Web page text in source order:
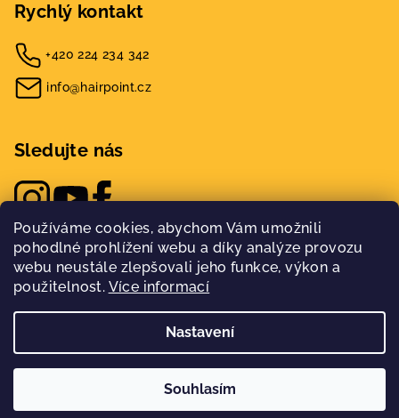
Používáme cookies, abychom Vám umožnili
pohodlné prohlížení webu a díky analýze provozu
webu neustále zlepšovali jeho funkce, výkon a
použitelnost. Více informací
Nastavení
Souhlasím
Rychlý kontakt
+420 224 234 342
info@hairpoint.cz
Sledujte nás
Hairpoint. Všechna práva vyhrazena.
Vytvořil Shoptet